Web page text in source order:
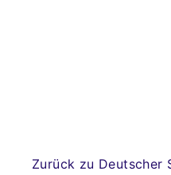
Zurück zu